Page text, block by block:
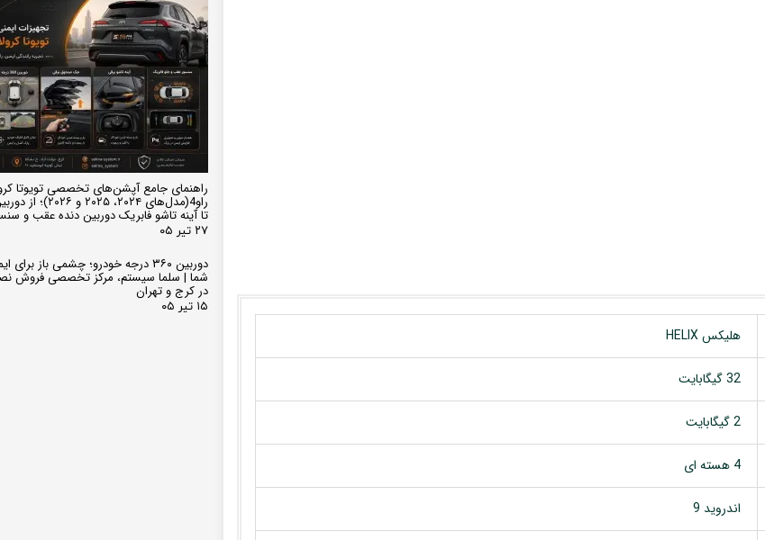
هلیکس HELIX
32 گیگابایت
2 گیگابایت
4 هسته ای
اندروید 9
راهنمای جامع آپشن‌های تخصصی تویوتا
تا آینه تاشو فابریک دوربین دنده عقب و
۲۷ تیر ۰۵
دوربین ۳۶۰ درجه خودرو؛ چشمی باز
شما | سلما سیستم، مرکز تخصصی فروش
در کرج و تهران
۱۵ تیر ۰۵